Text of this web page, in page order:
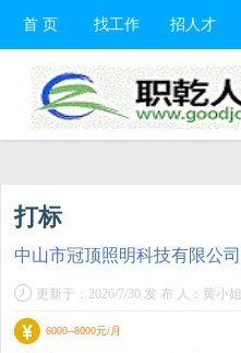
首 页 找工作 招人才
打标
中山市冠顶照明科技有限公司
更新于：2026/7/30 发 布 人：黄小姐
6000--8000元/月